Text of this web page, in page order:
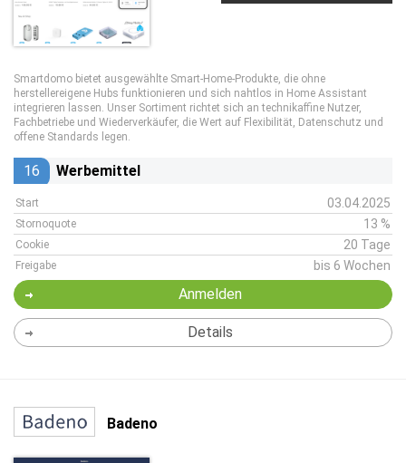
Smartdomo bietet ausgewählte Smart-Home-Produkte, die ohne
herstellereigene Hubs funktionieren und sich nahtlos in Home Assistant
integrieren lassen. Unser Sortiment richtet sich an technikaffine Nutzer,
Fachbetriebe und Wiederverkäufer, die Wert auf Flexibilität, Datenschutz und
offene Standards legen.
16 Werbemittel
Start 03.04.2025
Stornoquote 13 %
Cookie 20 Tage
Freigabe bis 6 Wochen
Anmelden
Details
Badeno